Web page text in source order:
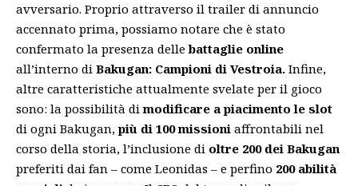
avversario. Proprio attraverso il trailer di annuncio
accennato prima, possiamo notare che è stato
confermato la presenza dellebattaglie online
all’interno di Bakugan: Campioni di Vestroia. Infine,
altre caratteristiche attualmente svelate per il gioco
sono: la possibilità dimodificare a piacimento le slot
di ogni Bakugan,più di 100 missioni affrontabili nel
corso della storia, l’inclusione di oltre 200 dei Bakugan
preferiti dai fan – come Leonidas – e perfino 200 abilità